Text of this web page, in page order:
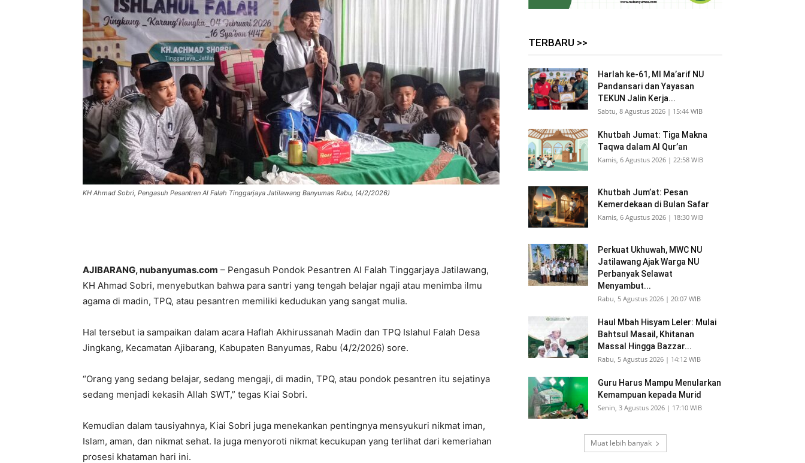
KH Ahmad Sobri, Pengasuh Pesantren Al Falah Tinggarjaya Jatilawang Banyumas Rabu, (4/2/2026)
AJIBARANG, nubanyumas.com – Pengasuh Pondok Pesantren Al Falah Tinggarjaya Jatilawang,
KH Ahmad Sobri, menyebutkan bahwa para santri yang tengah belajar ngaji atau menimba ilmu
agama di madin, TPQ, atau pesantren memiliki kedudukan yang sangat mulia.
Hal tersebut ia sampaikan dalam acara Haflah Akhirussanah Madin dan TPQ Islahul Falah Desa
Jingkang, Kecamatan Ajibarang, Kabupaten Banyumas, Rabu (4/2/2026) sore.
“Orang yang sedang belajar, sedang mengaji, di madin, TPQ, atau pondok pesantren itu sejatinya
sedang menjadi kekasih Allah SWT,” tegas Kiai Sobri.
Kemudian dalam tausiyahnya, Kiai Sobri juga menekankan pentingnya mensyukuri nikmat iman,
Islam, aman, dan nikmat sehat. Ia juga menyoroti nikmat kecukupan yang terlihat dari kemeriahan
prosesi khataman hari ini.
TERBARU >>
Harlah ke-61, MI Ma’arif NU
Pandansari dan Yayasan
TEKUN Jalin Kerja...
Sabtu, 8 Agustus 2026 | 15:44 WIB
Khutbah Jumat: Tiga Makna
Taqwa dalam Al Qur’an
Kamis, 6 Agustus 2026 | 22:58 WIB
Khutbah Jum’at: Pesan
Kemerdekaan di Bulan Safar
Kamis, 6 Agustus 2026 | 18:30 WIB
Perkuat Ukhuwah, MWC NU
Jatilawang Ajak Warga NU
Perbanyak Selawat
Menyambut...
Rabu, 5 Agustus 2026 | 20:07 WIB
Haul Mbah Hisyam Leler: Mulai
Bahtsul Masail, Khitanan
Massal Hingga Bazzar...
Rabu, 5 Agustus 2026 | 14:12 WIB
Guru Harus Mampu Menularkan
Kemampuan kepada Murid
Senin, 3 Agustus 2026 | 17:10 WIB
Muat lebih banyak